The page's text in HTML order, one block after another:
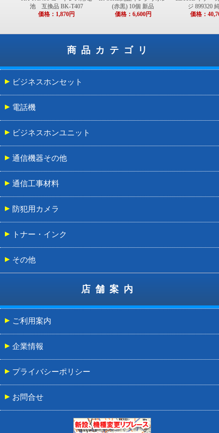
池 互換品 BK-T407
価格：1,870円
(赤黒) 10個 新品
価格：6,600円
ジ 899320
価格：
商品カテゴリ
ビジネスホンセット
電話機
ビジネスホンユニット
通信機器その他
通信工事材料
防犯用カメラ
トナー・インク
その他
店舗案内
ご利用案内
企業情報
プライバシーポリシー
お問合せ